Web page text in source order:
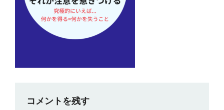
コメントを残す